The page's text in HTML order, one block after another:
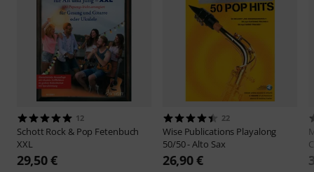
12
Schott Rock & Pop Fetenbuch
XXL
29,50 €
22
Wise Publications Playalong
50/50 - Alto Sax
26,90 €